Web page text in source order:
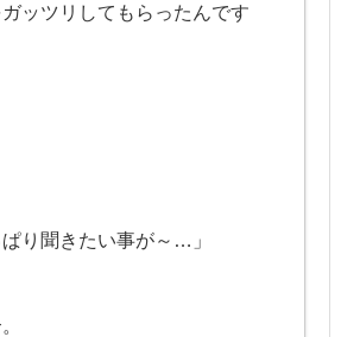
ッツリしてもらったんです
ぱり聞きたい事が～…」